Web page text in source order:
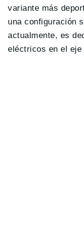
variante más
una configuración
actualmente, es
eléctricos en el